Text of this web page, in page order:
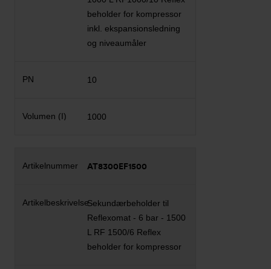
beholder for kompressor
inkl. ekspansionsledning
og niveaumåler
10
1000
AT8300EF1500
Sekundærbeholder til
Reflexomat - 6 bar - 1500
L RF 1500/6 Reflex
beholder for kompressor